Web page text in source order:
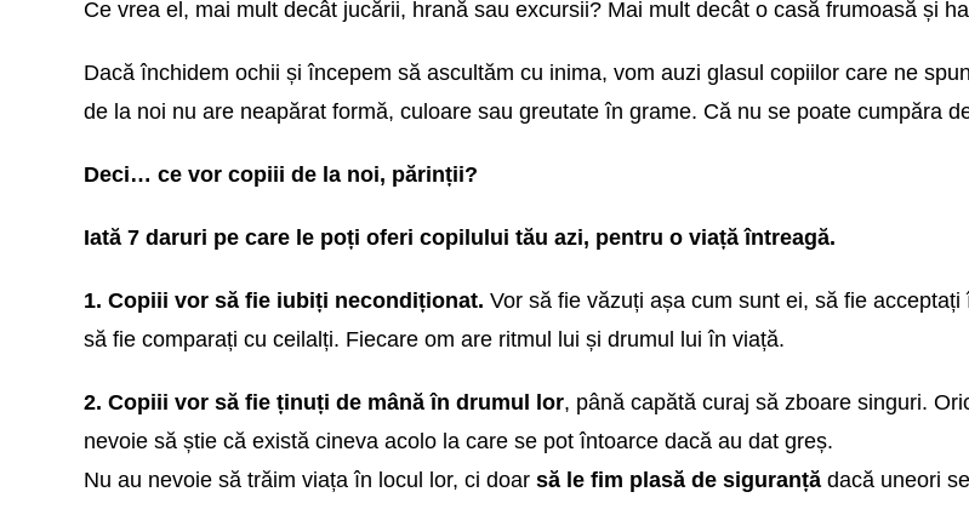
Ce vrea el, mai mult decât jucării, hrană sau excursii? Mai mult decât o casă frumoasă și
Dacă închidem ochii și începem să ascultăm cu inima, vom auzi glasul copiilor care ne
de la noi nu are neapărat formă, culoare sau greutate în grame. Că nu se poate cumpăra
Deci… ce vor copiii de la noi, părinții?
Iată 7 daruri pe care le poți oferi copilului tău azi, pentru o viață întreagă.
1. Copiii vor să fie iubiți necondiționat. Vor să fie văzuți așa cum sunt ei, să fie
să fie comparați cu ceilalți. Fiecare om are ritmul lui și drumul lui în viață.
2. Copiii vor să fie ținuți de mână în drumul lor, până capătă curaj să zboare singuri.
nevoie să știe că există cineva acolo la care se pot întoarce dacă au dat greș.
Nu au nevoie să trăim viața în locul lor, ci doar să le fim plasă de siguranță dacă uneori